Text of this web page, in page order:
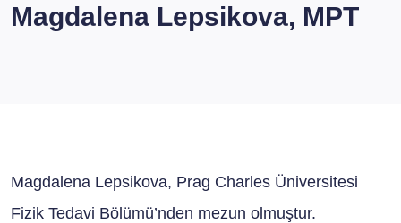
Magdalena Lepsikova, MPT
Magdalena Lepsikova, Prag Charles Üniversitesi
Fizik Tedavi Bölümü’nden mezun olmuştur.